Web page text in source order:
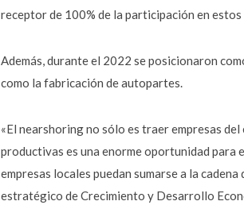
receptor de 100% de la participación en
Además, durante el 2022 se posicionaron
como la fabricación de autopartes.
«El nearshoring no sólo es traer empresas
productivas es una enorme oportunidad para
empresas locales puedan sumarse a la
estratégico de Crecimiento y Desarrollo